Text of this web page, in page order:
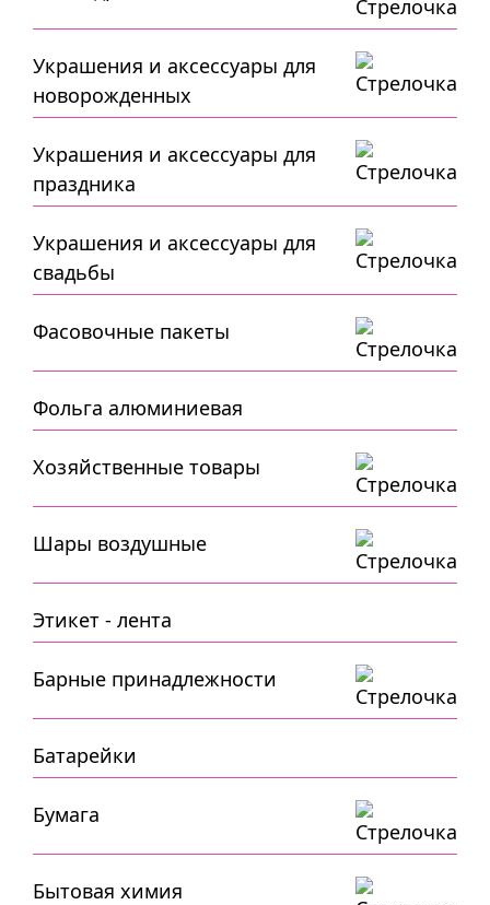
Украшения и аксессуары для
новорожденных
Украшения и аксессуары для
праздника
Украшения и аксессуары для
свадьбы
Фасовочные пакеты
Фольга алюминиевая
Хозяйственные товары
Шары воздушные
Этикет - лента
Барные принадлежности
Батарейки
Бумага
Бытовая химия